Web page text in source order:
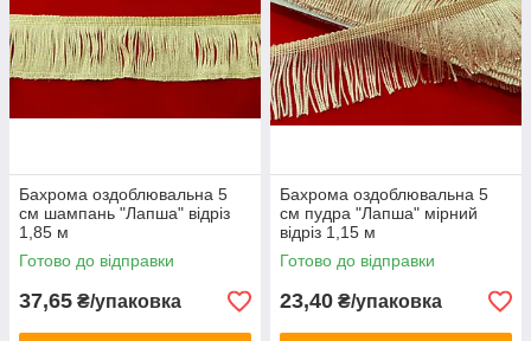
Бахрома оздоблювальна 5
см шампань "Лапша" відріз
1,85 м
Готово до відправки
37,65 ₴/упаковка
Бахрома оздоблювальна 5
см пудра "Лапша" мірний
відріз 1,15 м
Готово до відправки
23,40 ₴/упаковка